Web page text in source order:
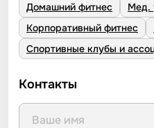
Домашний фитнес
Мед.
Корпоративный фитнес
Спортивные клубы и
Контакты